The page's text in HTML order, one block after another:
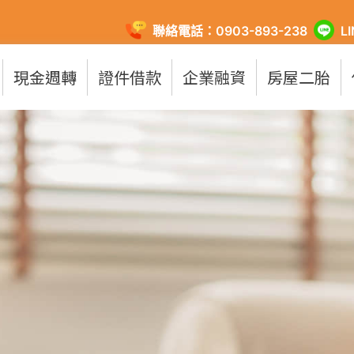
聯絡電話：0903-893-238
現金週轉 證件借款 企業融資 房屋二胎